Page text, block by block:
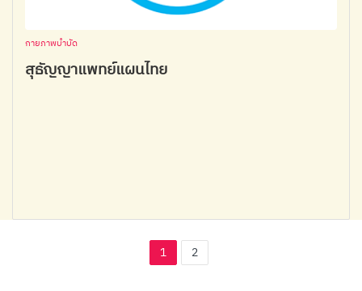
กายภาพบำบัด
สุธัญญาแพทย์แผนไทย
1 2